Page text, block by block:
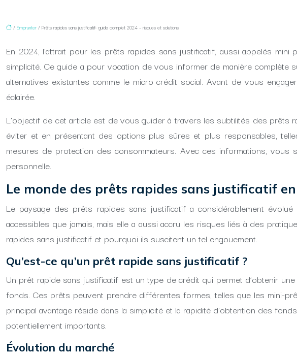
/ Emprunter / Prêts rapides sans justificatif: guide complet 2024 – risques et solutions
En 2024, l’attrait pour les prêts rapides sans justificatif, aussi appelés
simplicité. Ce guide a pour vocation de vous informer de manière
alternatives existantes comme le micro crédit social. Avant de vous
éclairée.
L’objectif de cet article est de vous guider à travers les subtilités des prêts
éviter et en présentant des options plus sûres et plus responsables,
mesures de protection des consommateurs. Avec ces informations,
personnelle.
Le monde des prêts rapides sans justificatif
Le paysage des prêts rapides sans justificatif a considérablement
accessibles que jamais, mais elle a aussi accru les risques liés à des
rapides sans justificatif et pourquoi ils suscitent un tel engouement.
Qu’est-ce qu’un prêt rapide sans justificatif ?
Un prêt rapide sans justificatif est un type de crédit qui permet d’obtenir
fonds. Ces prêts peuvent prendre différentes formes, telles que les mini-
principal avantage réside dans la simplicité et la rapidité d’obtention des
potentiellement importants.
Évolution du marché